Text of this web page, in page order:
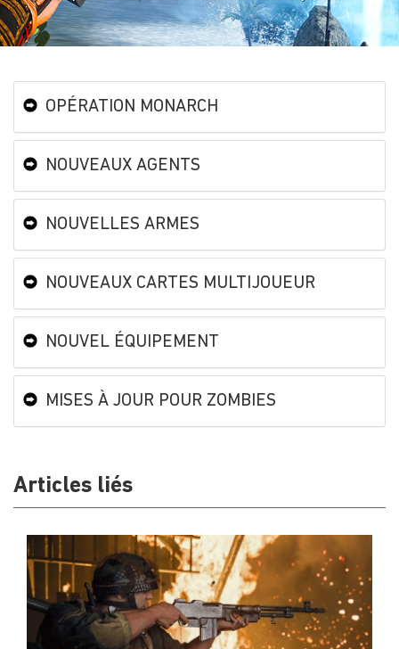
OPÉRATION MONARCH
NOUVEAUX AGENTS
NOUVELLES ARMES
NOUVEAUX CARTES MULTIJOUEUR
NOUVEL ÉQUIPEMENT
MISES À JOUR POUR ZOMBIES
Articles liés